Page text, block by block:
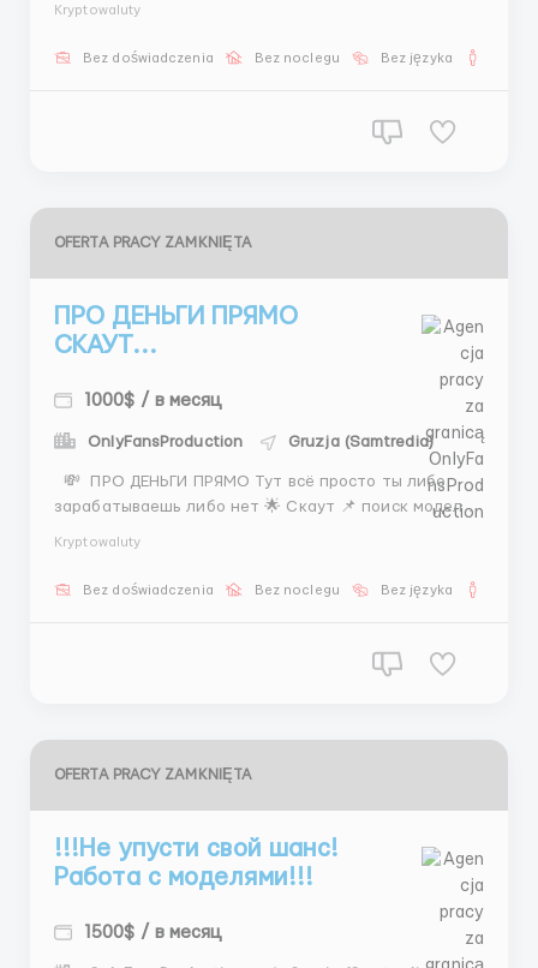
Никакой «воды», только суть. 🔹 Система оплаты:
Kryptowaluty
Bez doświadczenia Bez noclegu Bez języka
OFERTA PRACY ZAMKNIĘTA
ПРО ДЕНЬГИ ПРЯМО
СКАУТ...
1000$ / в месяц
OnlyFansProduction Gruzja (Samtredia)
зарабатываешь либо нет 🌟 Скаут 📌 поиск моделей
субботы 👉 деньги платят за действия 📲
Kryptowaluty
Bez doświadczenia Bez noclegu Bez języka
OFERTA PRACY ZAMKNIĘTA
!!!Не упусти свой шанс!
Работа с моделями!!!
1500$ / в месяц